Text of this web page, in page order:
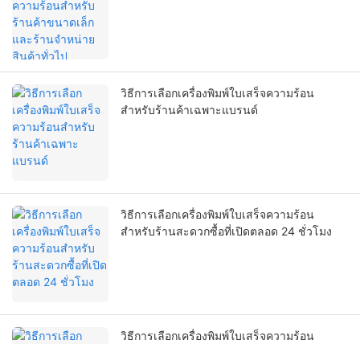
วิธีการเลือกเครื่องพิมพ์ใบเสร็จความร้อน
สำหรับร้านค้าเฉพาะแบรนด์
วิธีการเลือกเครื่องพิมพ์ใบเสร็จความร้อน
สำหรับร้านสะดวกซื้อที่เปิดตลอด 24 ชั่วโมง
วิธีการเลือกเครื่องพิมพ์ใบเสร็จความร้อน